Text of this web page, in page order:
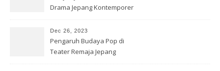
Drama Jepang Kontemporer
Dec 26, 2023
Pengaruh Budaya Pop di
Teater Remaja Jepang